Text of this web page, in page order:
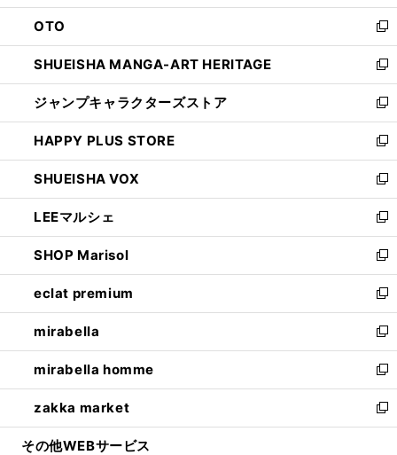
ウ
で
開
く
ン
ド
ウ
で
開
く
OTO
新
し
い
ウ
ィ
ン
ド
ウ
で
開
く
SHUEISHA MANGA-ART HERITAGE
新
し
い
ウ
ィ
ン
ド
ウ
で
開
く
ジャンプキャラクターズストア
新
し
い
ウ
ィ
ン
ド
ウ
で
開
く
HAPPY PLUS STORE
新
し
い
ウ
ィ
ン
ド
ウ
で
開
く
SHUEISHA VOX
新
し
い
ウ
ィ
ン
ド
ウ
で
開
く
LEEマルシェ
新
し
い
ウ
ィ
ン
ド
ウ
で
開
く
SHOP Marisol
新
し
い
ウ
ィ
ン
ド
ウ
で
開
eclat premium
新
し
い
ウ
ィ
ン
ド
ウ
mirabella
新
し
い
ウ
ィ
ン
mirabella homme
新
し
い
ウ
zakka market
新
し
その他WEBサービス